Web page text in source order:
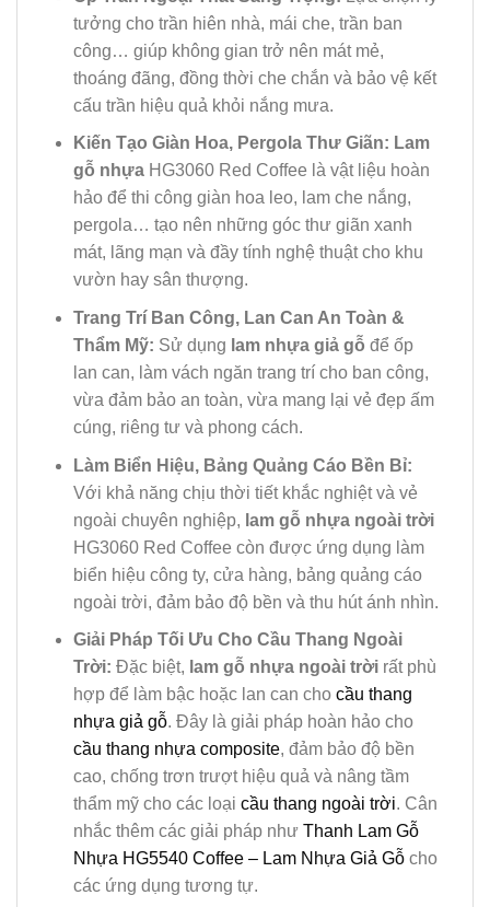
tưởng cho trần hiên nhà, mái che, trần ban
công… giúp không gian trở nên mát mẻ,
thoáng đãng, đồng thời che chắn và bảo vệ kết
cấu trần hiệu quả khỏi nắng mưa.
Kiến Tạo Giàn Hoa, Pergola Thư Giãn: Lam
gỗ nhựaHG3060 Red Coffee là vật liệu hoàn
hảo để thi công giàn hoa leo, lam che nắng,
pergola… tạo nên những góc thư giãn xanh
mát, lãng mạn và đầy tính nghệ thuật cho khu
vườn hay sân thượng.
Trang Trí Ban Công, Lan Can An Toàn &
Thẩm Mỹ: Sử dụng lam nhựa giả gỗ để ốp
lan can, làm vách ngăn trang trí cho ban công,
vừa đảm bảo an toàn, vừa mang lại vẻ đẹp ấm
cúng, riêng tư và phong cách.
Làm Biển Hiệu, Bảng Quảng Cáo Bền Bỉ:
Với khả năng chịu thời tiết khắc nghiệt và vẻ
ngoài chuyên nghiệp, lam gỗ nhựa ngoài trời
HG3060 Red Coffee còn được ứng dụng làm
biển hiệu công ty, cửa hàng, bảng quảng cáo
ngoài trời, đảm bảo độ bền và thu hút ánh nhìn.
Giải Pháp Tối Ưu Cho Cầu Thang Ngoài
Trời: Đặc biệt, lam gỗ nhựa ngoài trờirất phù
hợp để làm bậc hoặc lan can cho cầu thang
nhựa giả gỗ. Đây là giải pháp hoàn hảo cho
cầu thang nhựa composite, đảm bảo độ bền
cao, chống trơn trượt hiệu quả và nâng tầm
thẩm mỹ cho các loại cầu thang ngoài trời. Cân
nhắc thêm các giải pháp như Thanh Lam Gỗ
Nhựa HG5540 Coffee – Lam Nhựa Giả Gỗcho
các ứng dụng tương tự.